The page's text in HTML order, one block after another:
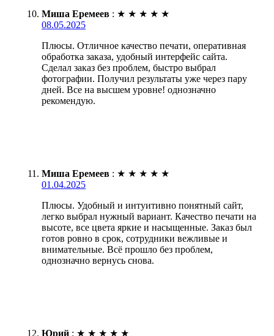
Миша Еремеев : ★ ★ ★ ★ ★
08.05.2025
Плюсы. Отличное качество печати, оперативная
обработка заказа, удобный интерфейс сайта.
Сделал заказ без проблем, быстро выбрал
фотографии. Получил результаты уже через пару
дней. Все на высшем уровне! однозначно
рекомендую.
Миша Еремеев : ★ ★ ★ ★ ★
01.04.2025
Плюсы. Удобный и интуитивно понятный сайт,
легко выбрал нужный вариант. Качество печати на
высоте, все цвета яркие и насыщенные. Заказ был
готов ровно в срок, сотрудники вежливые и
внимательные. Всё прошло без проблем,
однозначно вернусь снова.
Юрий : ★ ★ ★ ★ ★